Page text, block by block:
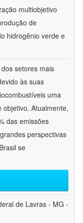
multiobjetivo
de
hidrogênio verde e
setores mais
às suas
uma
Atualmente,
das emissões
perspectivas
se
de Lavras - MG -